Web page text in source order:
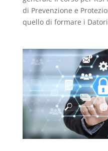
di Prevenzione e
quello di formare i